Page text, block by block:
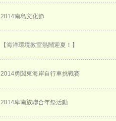
2014南島文化節
【海洋環境教室熱鬧迎夏！】
2014勇闖東海岸自行車挑戰賽
2014卑南族聯合年祭活動